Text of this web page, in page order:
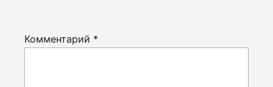
Комментарий *